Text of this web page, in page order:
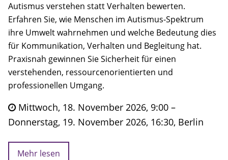
Autismus verstehen statt Verhalten bewerten.
Erfahren Sie, wie Menschen im Autismus-Spektrum
ihre Umwelt wahrnehmen und welche Bedeutung dies
für Kommunikation, Verhalten und Begleitung hat.
Praxisnah gewinnen Sie Sicherheit für einen
verstehenden, ressourcenorientierten und
professionellen Umgang.
Mittwoch, 18. November 2026, 9:00 –
Donnerstag, 19. November 2026, 16:30, Berlin
Mehr lesen